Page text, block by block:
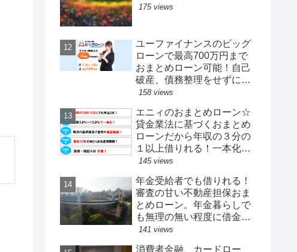
手な銀行ローンや銀行系不
175 views
ユーファイナンスのビッグ
ローンで最高700万円まで
おまとめローン可能！自己
破産、債務整理をせずに借
金を一本化して時間をかけ
担保、保証人気原則不要！
ブラックOK
158 views
エニィのおまとめローン☆
貸金業法に基づくおまとめ
ローンだから年収の３分の
１以上借りれる！一本化出
来る！最大500万円の融資
破産歴、債務整理歴あって
もOK。担保保証人は不要
145 views
年金受給者でも借りれる！
審査の甘い不動産担保おま
とめローン。年金暮らしで
も無理の無い程度に借金一
本化融資が可能。キャッシ
141 views
消費者金融、カードロー